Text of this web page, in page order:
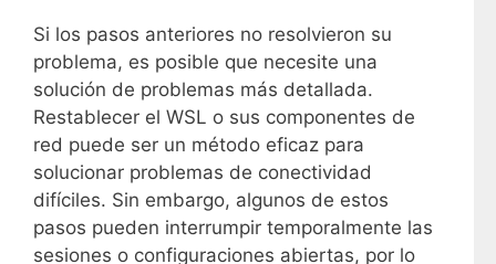
Si los pasos anteriores no resolvieron su
problema, es posible que necesite una
solución de problemas más detallada.
Restablecer el WSL o sus componentes de
red puede ser un método eficaz para
solucionar problemas de conectividad
difíciles. Sin embargo, algunos de estos
pasos pueden interrumpir temporalmente las
sesiones o configuraciones abiertas, por lo